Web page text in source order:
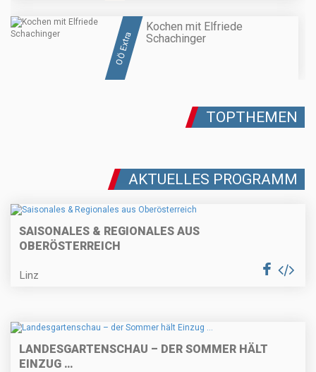
OÖ Extra
Kochen mit Elfriede
Schachinger
TOPTHEMEN
AKTUELLES PROGRAMM
SAISONALES & REGIONALES AUS
OBERÖSTERREICH
Linz
LANDESGARTENSCHAU – DER SOMMER HÄLT
EINZUG …